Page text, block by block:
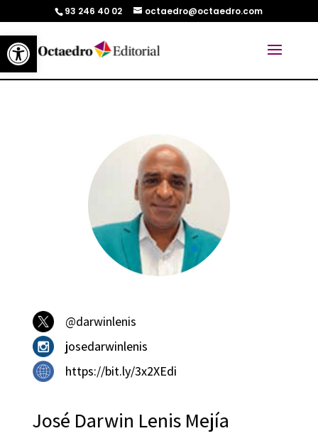
Abrir barra de herramientas
93 246 40 02 octaedro@octaedro.com
@darwinlenis
josedarwinlenis
https://bit.ly/3x2XEdi
José Darwin Lenis Mejía